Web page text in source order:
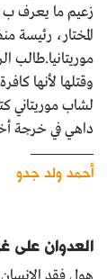
زعيم ما يعرف ب
المختار،
وقتلها لأنها
لشاب موريتاني
داهي في خرجة
أحمد ولد جدو
العدوان على